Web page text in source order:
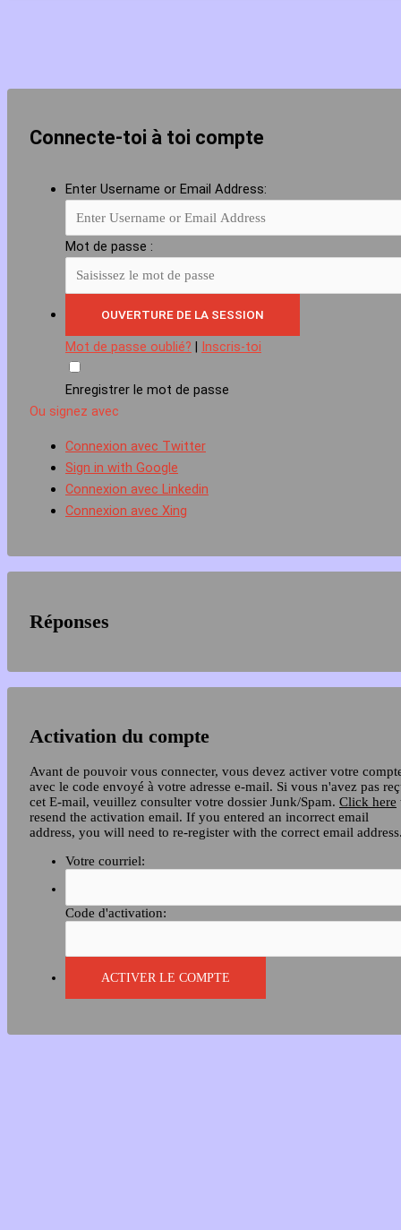
Connecte-toi à toi compte
Enter Username or Email Address:
Mot de passe :
Mot de passe oublié? Inscris-toi
Enregistrer le mot de passe
Ou signez avec
Connexion avec Twitter
Sign in with Google
Connexion avec Linkedin
Connexion avec Xing
Réponses
Activation du compte
Avant de pouvoir vous connecter, vous devez activer votre
avec le code envoyé à votre adresse e-mail. Si vous n'avez pas
cet E-mail, veuillez consulter votre dossier Junk/Spam. Click here
resend the activation email. If you entered an incorrect email
address, you will need to re-register with the correct email
Votre courriel:
Code d'activation: